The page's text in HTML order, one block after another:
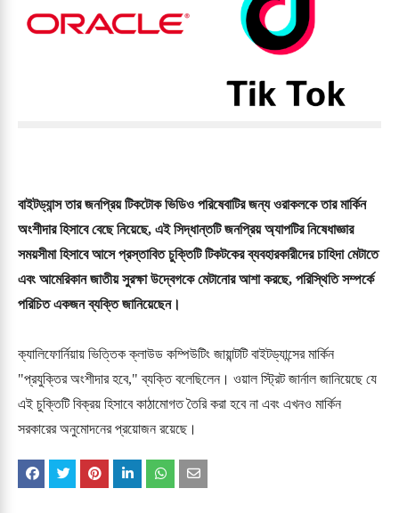
বাইটড্যান্স তার জনপ্রিয় টিকটোক ভিডিও পরিষেবাটির জন্য ওরাকলকে তার মার্কিন
অংশীদার হিসাবে বেছে নিয়েছে, এই সিদ্ধান্তটি জনপ্রিয় অ্যাপটির নিষেধাজ্ঞার
সময়সীমা হিসাবে আসে প্রস্তাবিত চুক্তিটি টিকটকের ব্যবহারকারীদের চাহিদা মেটাতে
এবং আমেরিকান জাতীয় সুরক্ষা উদ্বেগকে মেটানোর আশা করছে, পরিস্থিতি সম্পর্কে
পরিচিত একজন ব্যক্তি জানিয়েছেন।
ক্যালিফোর্নিয়ায় ভিত্তিক ক্লাউড কম্পিউটিং জায়ান্টটি বাইটড্যান্সের মার্কিন
"প্রযুক্তির অংশীদার হবে," ব্যক্তি বলেছিলেন। ওয়াল স্ট্রিট জার্নাল জানিয়েছে যে
এই চুক্তিটি বিক্রয় হিসাবে কাঠামোগত তৈরি করা হবে না এবং এখনও মার্কিন
সরকারের অনুমোদনের প্রয়োজন রয়েছে।